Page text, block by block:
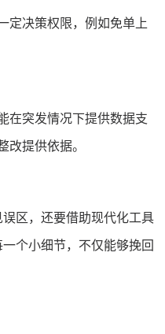
定决策权限，例如免单上
在突发情况下提供数据支
提供依据。
区，还要借助现代化工具
个小细节，不仅能够挽回